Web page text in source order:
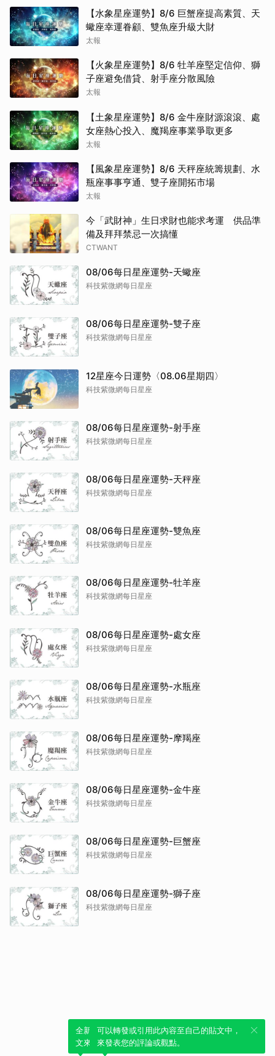
【水象星座運勢】8/6 巨蟹座提高素質、天
蠍座幸運眷顧、雙魚座升級大財
太報
【火象星座運勢】8/6 牡羊座堅定信仰、獅
子座避免借貸、射手座分散風險
太報
【土象星座運勢】8/6 金牛座財源滾滾、處
女座熱心投入、魔羯座事業爭取更多
太報
【風象星座運勢】8/6 天秤座統籌規劃、水
瓶座事事亨通、雙子座開拓市場
太報
今「武財神」生日求財也能求考運 供品準
備及拜拜禁忌一次搞懂
CTWANT
08/06每日星座運勢-天蠍座
科技紫微網每日星座
08/06每日星座運勢-雙子座
科技紫微網每日星座
12星座今日運勢〈08.06星期四〉
科技紫微網每日星座
08/06每日星座運勢-射手座
科技紫微網每日星座
08/06每日星座運勢-天秤座
科技紫微網每日星座
08/06每日星座運勢-雙魚座
科技紫微網每日星座
08/06每日星座運勢-牡羊座
科技紫微網每日星座
08/06每日星座運勢-處女座
科技紫微網每日星座
08/06每日星座運勢-水瓶座
科技紫微網每日星座
08/06每日星座運勢-摩羯座
科技紫微網每日星座
08/06每日星座運勢-金牛座
科技紫微網每日星座
08/06每日星座運勢-巨蟹座
科技紫微網每日星座
08/06每日星座運勢-獅子座
科技紫微網每日星座
全新體驗！一鍵引用此內容，透過發布貼
文來輕鬆表達個人立場。
可以轉發或引用此內容至自己的貼文中，
來發表您的評論或觀點。